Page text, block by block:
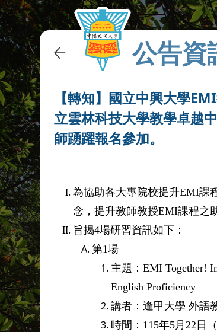
公告資
【轉知】國立中興大學
立雲林科技大學教學卓越
師踴躍報名參加。
為協助各大專院校提升EMI課
念，提升教師教授EMI課程之
旨揭4場研習資訊如下：
第1場
主題：EMI Together!
English Proficiency
講者：逢甲大學 外語
時間： 115年5月22 日